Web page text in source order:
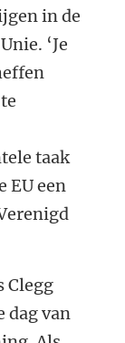
in de
‘Je
taak
EU een
Clegg
dag van